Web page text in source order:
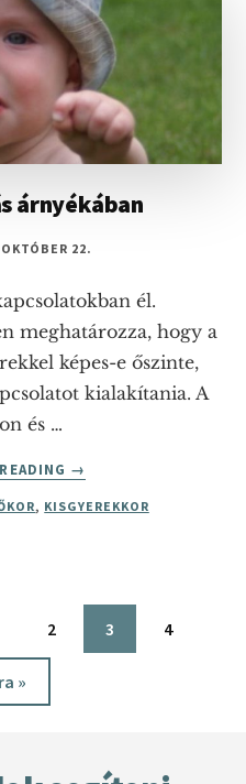
A
SZOPÁSI
SZTRÁJK
KEZELÉSE
árnyékában
22.
él.
meghatározza, hogy a
képes-e őszinte,
kialakítania. A
és …
ABOUT
BÁNTALMAZÁS
→
, KISGYEREKKOR
Oldal
2 Oldal
3 Oldal
4
»